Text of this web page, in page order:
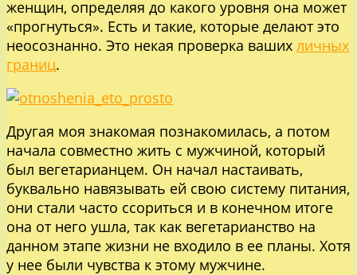
женщин, определяя до какого уровня она может
«прогнуться». Есть и такие, которые делают это
неосознанно. Это некая проверка ваших личных
границ.
Другая моя знакомая познакомилась, а потом
начала совместно жить с мужчиной, который
был вегетарианцем. Он начал настаивать,
буквально навязывать ей свою систему питания,
они стали часто ссориться и в конечном итоге
она от него ушла, так как вегетарианство на
данном этапе жизни не входило в ее планы. Хотя
у нее были чувства к этому мужчине.